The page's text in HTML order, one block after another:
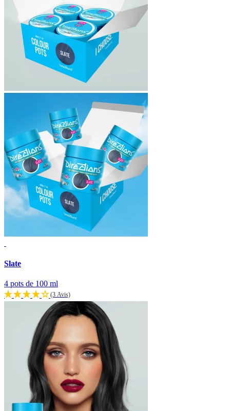
Slate
4 pots de 100 ml
(3 Avis)